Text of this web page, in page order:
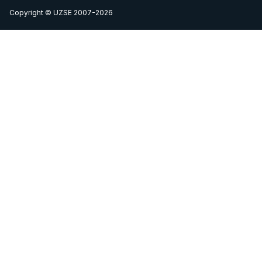
Copyright © UZSE 2007-2026